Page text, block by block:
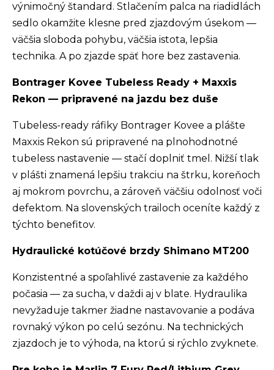
výnimočný štandard. Stlačením palca na riadidlách
sedlo okamžite klesne pred zjazdovým úsekom —
väčšia sloboda pohybu, väčšia istota, lepšia
technika. A po zjazde späť hore bez zastavenia.
Bontrager Kovee Tubeless Ready + Maxxis
Rekon — pripravené na jazdu bez duše
Tubeless-ready ráfiky Bontrager Kovee a plášte
Maxxis Rekon sú pripravené na plnohodnotné
tubeless nastavenie — stačí doplniť tmel. Nižší tlak
v plášti znamená lepšiu trakciu na štrku, koreňoch
aj mokrom povrchu, a zároveň väčšiu odolnosť voči
defektom. Na slovenských trailoch oceníte každý z
týchto benefitov.
Hydraulické kotúčové brzdy Shimano MT200
Konzistentné a spoľahlivé zastavenie za každého
počasia — za sucha, v daždi aj v blate. Hydraulika
nevyžaduje takmer žiadne nastavovanie a podáva
rovnaký výkon po celú sezónu. Na technických
zjazdoch je to výhoda, na ktorú si rýchlo zvyknete.